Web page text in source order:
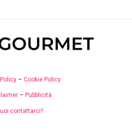
– Cookie Policy
– Pubblicità
contattarci?